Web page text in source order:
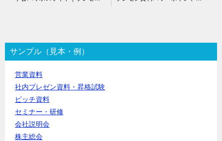
ゲ
ー
シ
サンプル（見本・例）
営業資料
社内プレゼン資料・昇格試験
ピッチ資料
セミナー・研修
会社説明会
株主総会